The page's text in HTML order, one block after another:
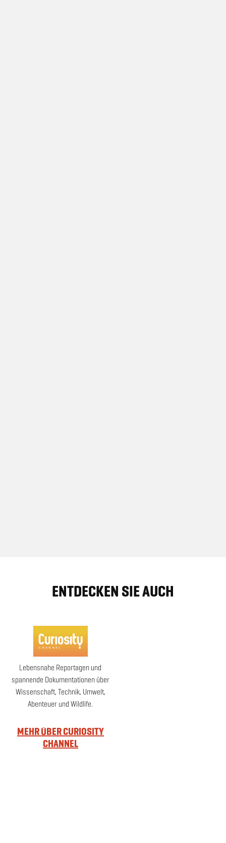
ENTDECKEN SIE AUCH
Lebensnahe Reportagen und
spannende Dokumentationen über
Wissenschaft, Technik, Umwelt,
Abenteuer und Wildlife.
MEHR ÜBER CURIOSITY
CHANNEL